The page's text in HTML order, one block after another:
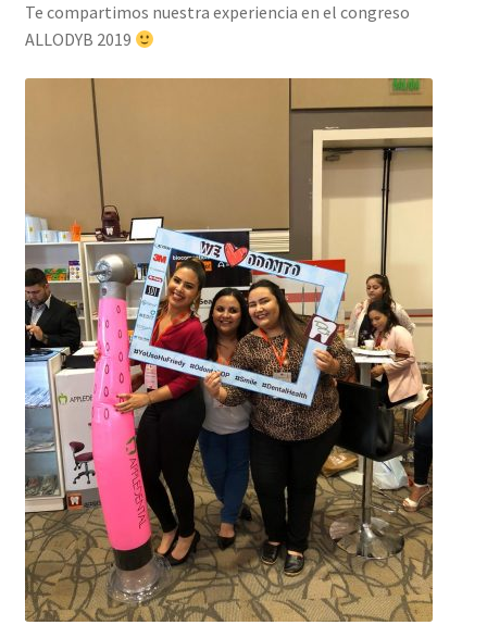
Te compartimos nuestra experiencia en el congreso
ALLODYB 2019